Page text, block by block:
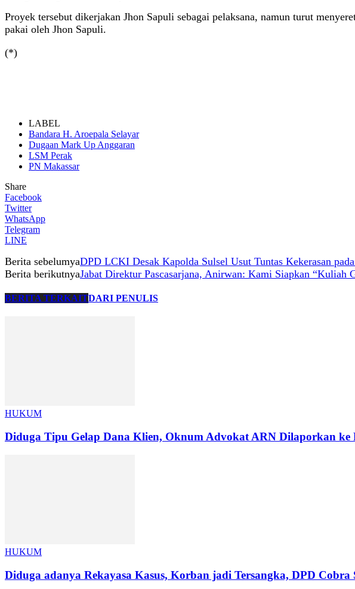
Proyek tersebut dikerjakan Jhon Sapuli sebagai pelaksana, namun turut
pakai oleh Jhon Sapuli.
(*)
LABEL
Bandara H. Aroepala Selayar
Dugaan Mark Up Anggaran
LSM Perak
PN Makassar
Share
Facebook
Twitter
WhatsApp
Telegram
LINE
Berita sebelumyaDPD LCKI Desak Kapolda Sulsel Usut Tuntas Kekerasan
Berita berikutnyaJabat Direktur Pascasarjana, Anirwan: Kami Siapkan “Kuliah
BERITA TERKAITDARI PENULIS
HUKUM
Diduga Tipu Gelap Dana Klien, Oknum Advokat ARN Dilaporkan ke
HUKUM
Diduga adanya Rekayasa Kasus, Korban jadi Tersangka, DPD